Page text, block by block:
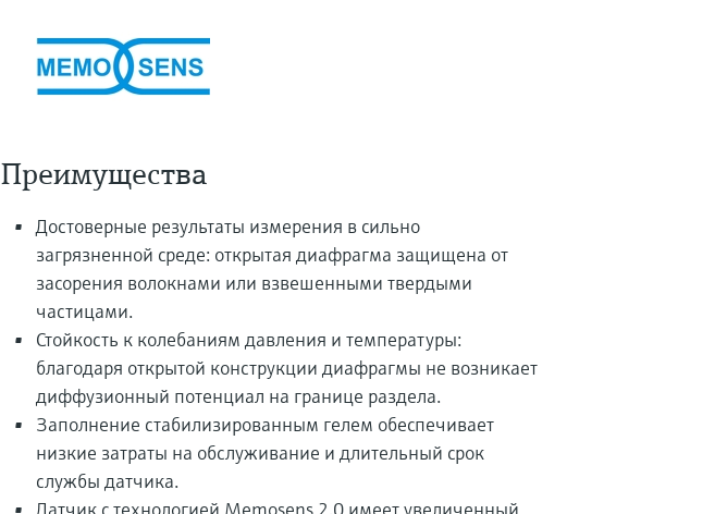
Преимущества
Достоверные результаты измерения в сильно
загрязненной среде: открытая диафрагма защищена от
засорения волокнами или взвешенными твердыми
частицами.
Стойкость к колебаниям давления и температуры:
благодаря открытой конструкции диафрагмы не возникает
диффузионный потенциал на границе раздела.
Заполнение стабилизированным гелем обеспечивает
низкие затраты на обслуживание и длительный срок
службы датчика.
Датчик с технологией Memosens 2.0 имеет увеличенный